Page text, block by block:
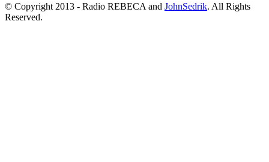
© Copyright 2013 - Radio REBECA and JohnSedrik. All Rights
Reserved.